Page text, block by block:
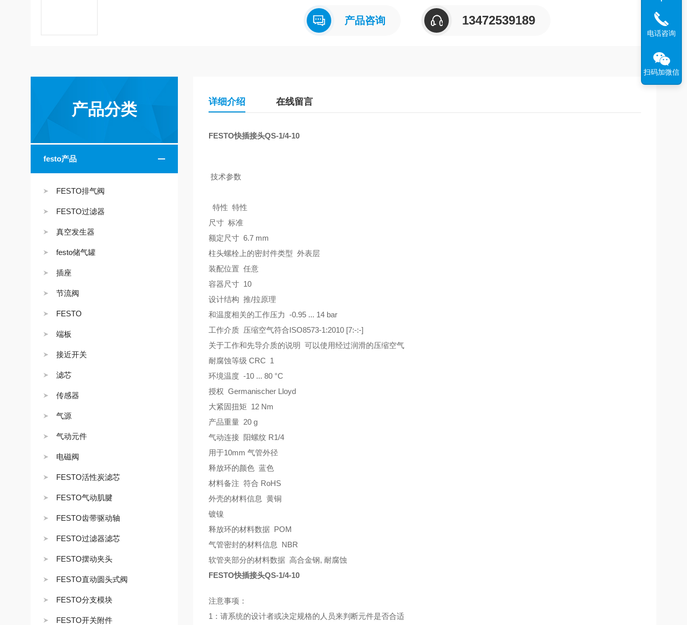
产品咨询 13472539189
产品分类
festo产品
FESTO排气阀
FESTO过滤器
真空发生器
festo储气罐
插座
节流阀
FESTO
端板
接近开关
滤芯
传感器
气源
气动元件
电磁阀
FESTO活性炭滤芯
FESTO气动肌腱
FESTO齿带驱动轴
FESTO过滤器滤芯
FESTO摆动夹头
FESTO直动圆头式阀
FESTO分支模块
FESTO开关附件
详细介绍 在线留言
FESTO快插接头QS-1/4-10
技术参数
特性 特性
尺寸 标准
额定尺寸 6.7 mm
柱头螺栓上的密封件类型 外表层
装配位置 任意
容器尺寸 10
设计结构 推/拉原理
和温度相关的工作压力 -0.95 ... 14 bar
工作介质 压缩空气符合ISO8573-1:2010 [7:-:-]
关于工作和先导介质的说明 可以使用经过润滑的压缩空气
耐腐蚀等级 CRC 1
环境温度 -10 ... 80 °C
授权 Germanischer Lloyd
大紧固扭矩 12 Nm
产品重量 20 g
气动连接 阳螺纹 R1/4
用于10mm 气管外径
释放环的颜色 蓝色
材料备注 符合 RoHS
外壳的材料信息 黄铜
镀镍
释放环的材料数据 POM
气管密封的材料信息 NBR
软管夹部分的材料数据 高合金钢, 耐腐蚀
FESTO快插接头QS-1/4-10
注意事项：
1：请系统的设计者或决定规格的人员来判断元件是否合适
电话咨询
扫码加微信